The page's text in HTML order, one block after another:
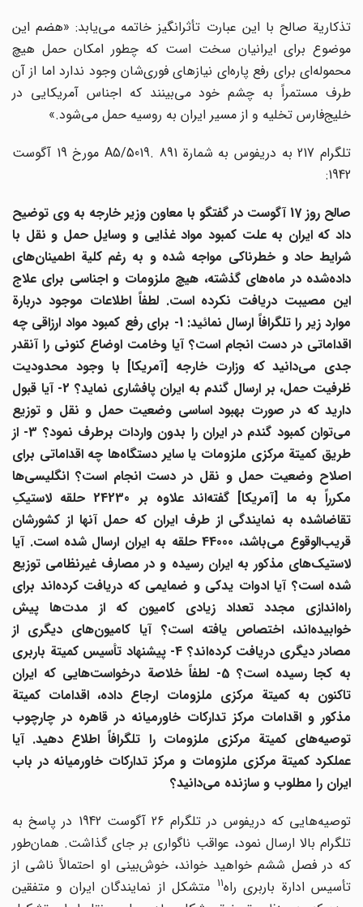
تذکاریة صالح با این عبارت تأثرانگیز خاتمه می‌یابد: «هضم این
موضوع برای ایرانیان سخت است که چطور امکان حمل هیچ
محموله‌ای برای رفع پاره‌ای نیازهای فوری‌شان وجود ندارد اما از آن
طرف مستمراً به چشم خود می‌بینند که اجناس آمریکایی در
خلیج‌فارس تخلیه و از مسیر ایران به روسیه حمل می‌شود.»
تلگرام 217 به دریفوس به شمارة A5/5019. 891 مورخ 19 آگوست
1942:
صالح روز 17 آگوست در گفتگو با معاون وزیر خارجه به وی توضیح
داد که ایران به علت کمبود مواد غذایی و وسایل حمل و نقل با
شرایط حاد و خطرناکی مواجه شده و به رغم کلیة اطمینانهای
دادهشده در ماههای گذشته، هیچ ملزومات و اجناسی برای علاج
این مصیبت دریافت نکرده است. لطفاً اطلاعات موجود دربارة
موارد زیر را تلگرافاً ارسال نمائید: 1- برای رفع کمبود مواد ارزاقی چه
اقداماتی در دست انجام است؟ آیا وخامت اوضاع کنونی را آنقدر
جدی میدانید که وزارت خارجه [آمریکا] با وجود محدودیت
ظرفیت حمل، بر ارسال گندم به ایران پافشاری نماید؟ 2- آیا قبول
دارید که در صورت بهبود اساسی وضعیت حمل و نقل و توزیع
می
توان کمبود گندم در ایران را بدون واردات برطرف نمود؟ 3- از
طریق کمیتة مرکزی ملزومات یا سایر دستگاهها چه اقداماتی برای
اصلاح وضعیت حمل و نقل در دست انجام است؟ انگلیسیها
مکرراً به ما [آمریکا] گفته
اند علاوه بر 24230 حلقه لاستیکِ
تقاضاشده به نمایندگی از طرف ایران که حمل آنها از کشورشان
قریبالوقوع می
باشد، 44000 حلقه به ایران ارسال شده است. آیا
لاستیکهای مذکور به ایران رسیده و در مصارف غیرنظامی توزیع
شده است؟ آیا ادوات یدکی و ضمایمی که دریافت کردهاند برای
راهاندازی مجدد تعداد زیادی کامیون که از مدتها پیش
خوابیدهاند، اختصاص یافته است؟ آیا کامیونهای دیگری از
مصادر دیگری دریافت کرده
اند؟ 4- پیشنهاد تأسیس کمیتة باربری
به کجا رسیده است؟ 5- لطفاً خلاصة درخواست
هایی که ایران
تاکنون به کمیتة مرکزی ملزومات ارجاع داده، اقدامات کمیتة
مذکور و اقدامات مرکز تدارکات خاورمیانه در قاهره در چارچوب
توصیههای کمیتة مرکزی ملزومات را تلگرافاً اطلاع دهید. آیا
عملکرد کمیتة مرکزی ملزومات و مرکز تدارکات خاورمیانه در باب
ایران را مطلوب و سازنده میدانید؟
توصیه‌هایی که دریفوس در تلگرام 26 آگوست 1942 در پاسخ به
تلگرام بالا ارسال نمود، عواقب ناگواری بر جای گذاشت. همان‌طور
که در فصل ششم خواهید خواند، خوش‌بینی او احتمالاً ناشی از
تأسیس ادارة باربری راه 11متشکل از نمایندگان ایران و متفقین